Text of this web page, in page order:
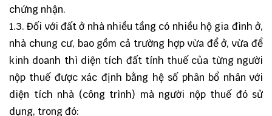
chứng nhận.
1.3. Đối với đất ở nhà nhiều tầng có nhiều hộ gia đình ở,
nhà chung cư, bao gồm cả trường hợp vừa để ở, vừa để
kinh doanh thì diện tích đất tính thuế của từng người
nộp thuế được xác định bằng hệ số phân bổ nhân với
diện tích nhà (công trình) mà người nộp thuế đó sử
dụng, trong đó: